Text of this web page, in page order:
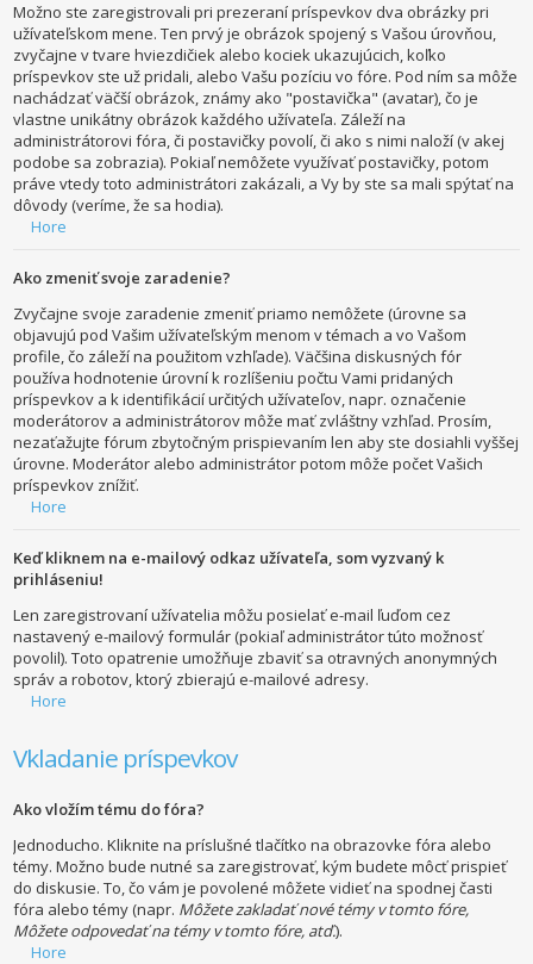
Možno ste zaregistrovali pri prezeraní príspevkov dva obrázky pri
užívateľskom mene. Ten prvý je obrázok spojený s Vašou úrovňou,
zvyčajne v tvare hviezdičiek alebo kociek ukazujúcich, koľko
príspevkov ste už pridali, alebo Vašu pozíciu vo fóre. Pod ním sa môže
nachádzať väčší obrázok, známy ako "postavička" (avatar), čo je
vlastne unikátny obrázok každého užívateľa. Záleží na
administrátorovi fóra, či postavičky povolí, či ako s nimi naloží (v akej
podobe sa zobrazia). Pokiaľ nemôžete využívať postavičky, potom
práve vtedy toto administrátori zakázali, a Vy by ste sa mali spýtať na
dôvody (veríme, že sa hodia).
Hore
Ako zmeniť svoje zaradenie?
Zvyčajne svoje zaradenie zmeniť priamo nemôžete (úrovne sa
objavujú pod Vašim užívateľským menom v témach a vo Vašom
profile, čo záleží na použitom vzhľade). Väčšina diskusných fór
používa hodnotenie úrovní k rozlíšeniu počtu Vami pridaných
príspevkov a k identifikácií určitých užívateľov, napr. označenie
moderátorov a administrátorov môže mať zvláštny vzhľad. Prosím,
nezaťažujte fórum zbytočným prispievaním len aby ste dosiahli vyššej
úrovne. Moderátor alebo administrátor potom môže počet Vašich
príspevkov znížiť.
Hore
Keď kliknem na e-mailový odkaz užívateľa, som vyzvaný k
prihláseniu!
Len zaregistrovaní užívatelia môžu posielať e-mail ľuďom cez
nastavený e-mailový formulár (pokiaľ administrátor túto možnosť
povolil). Toto opatrenie umožňuje zbaviť sa otravných anonymných
správ a robotov, ktorý zbierajú e-mailové adresy.
Hore
Vkladanie príspevkov
Ako vložím tému do fóra?
Jednoducho. Kliknite na príslušné tlačítko na obrazovke fóra alebo
témy. Možno bude nutné sa zaregistrovať, kým budete môcť prispieť
do diskusie. To, čo vám je povolené môžete vidieť na spodnej časti
fóra alebo témy (napr. Môžete zakladať nové témy v tomto fóre,
Môžete odpovedať na témy v tomto fóre, atď.).
Hore